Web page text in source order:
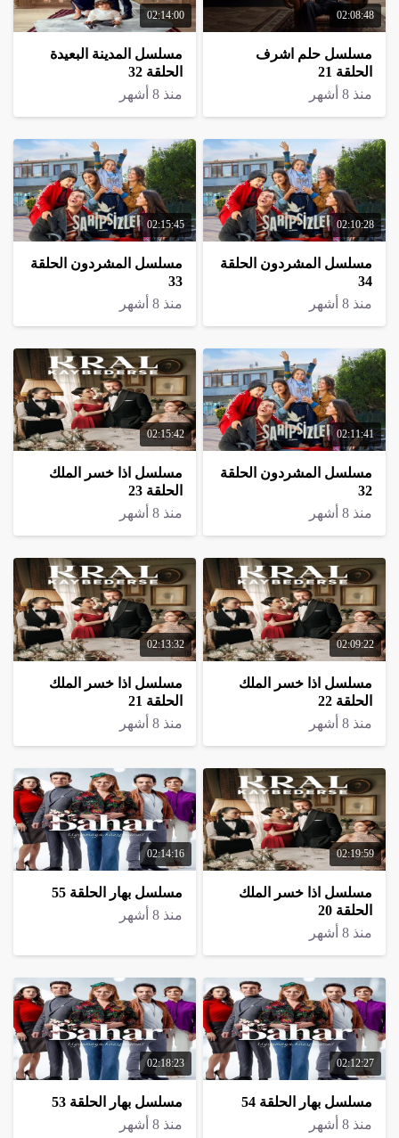
02:08:48
مسلسل حلم اشرف
الحلقة 21
منذ 8 أشهر
02:14:00
مسلسل المدينة البعيدة
الحلقة 32
منذ 8 أشهر
02:10:28
مسلسل المشردون الحلقة
34
منذ 8 أشهر
02:15:45
مسلسل المشردون الحلقة
33
منذ 8 أشهر
02:11:41
مسلسل المشردون الحلقة
32
منذ 8 أشهر
02:15:42
مسلسل اذا خسر الملك
الحلقة 23
منذ 8 أشهر
02:09:22
مسلسل اذا خسر الملك
الحلقة 22
منذ 8 أشهر
02:13:32
مسلسل اذا خسر الملك
الحلقة 21
منذ 8 أشهر
02:19:59
مسلسل اذا خسر الملك
الحلقة 20
منذ 8 أشهر
02:14:16
مسلسل بهار الحلقة 55
منذ 8 أشهر
02:12:27
مسلسل بهار الحلقة 54
منذ 8 أشهر
02:18:23
مسلسل بهار الحلقة 53
منذ 8 أشهر